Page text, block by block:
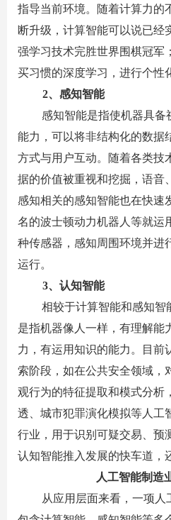
指导当前环境。随着计算力的
断升级，计算智能可以说已经
强学习技术完胜世界围棋冠军
买习惯的深度学习，进行个性
2、感知智能
感知智能是指使机器具备
能力，可以将非结构化的数据
方式与用户互动。随着各类技
据的价值被重视和挖掘，语音
感知相关的感知智能也在快速
名的波士顿动力机器人等就运
种传感器，感知周围环境并进
运行。
3、认知智能
相较于计算智能和感知智
是指机器像人一样，有理解能
力，有运用知识的能力。目前
索阶段，如在公共安全领域，
观行为的特征提取和模式分析
透、城市犯罪演化模拟等人工
行业，用于识别可疑交易、预
认知智能推入发展的快车道，
人工智能制造
从应用层面来看，一项